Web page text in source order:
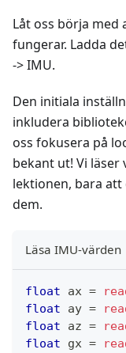
Låt oss börja
fungerar. Ladda
-> IMU.
Den initiala
inkludera
oss fokusera på
bekant ut! Vi
lektionen, bara
dem.
Läsa IMU-värden
float ax =
float ay =
float az =
float gx =